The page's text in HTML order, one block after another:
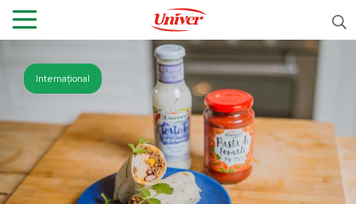
Internațional